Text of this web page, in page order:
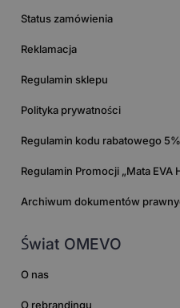
Status zamówienia
Reklamacja
Regulamin sklepu
Polityka prywatności
Regulamin kodu rabatowego 5%
Regulamin Promocji „Mata EVA
Archiwum dokumentów
Świat OMEVO
O nas
O rebrandingu